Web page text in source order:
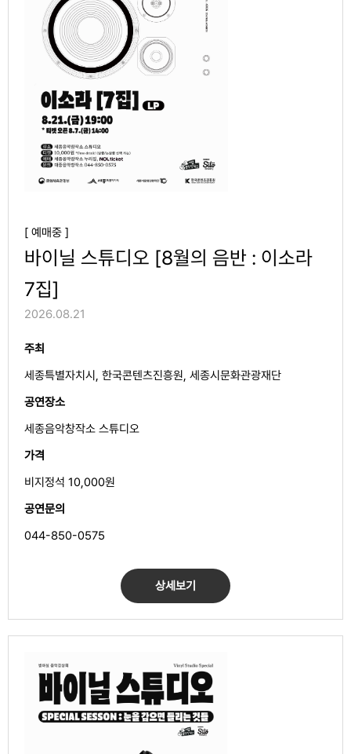
[ 예매중 ]
바이닐 스튜디오 [8월의 음반 : 이소라
7집]
2026.08.21
주최
세종특별자치시, 한국콘텐츠진흥원, 세종시문화관광재단
공연장소
세종음악창작소 스튜디오
가격
비지정석 10,000원
공연문의
044-850-0575
상세보기